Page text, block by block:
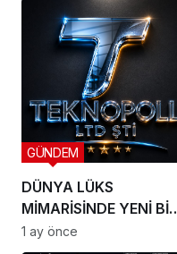
DÜNYA LÜKS
MİMARİSİNDE YENİ BİR
DÖNEM BAŞLIYOR
GÜNDEM
1 ay önce